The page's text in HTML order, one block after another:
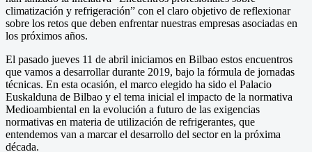
climatización y refrigeración” con el claro objetivo de reflexionar
sobre los retos que deben enfrentar nuestras empresas asociadas en
los próximos años.
El pasado jueves 11 de abril iniciamos en Bilbao estos encuentros
que vamos a desarrollar durante 2019, bajo la fórmula de jornadas
técnicas. En esta ocasión, el marco elegido ha sido el Palacio
Euskalduna de Bilbao y el tema inicial el impacto de la normativa
Medioambiental en la evolución a futuro de las exigencias
normativas en materia de utilización de refrigerantes, que
entendemos van a marcar el desarrollo del sector en la próxima
década.